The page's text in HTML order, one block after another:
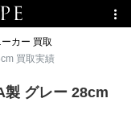
カー 買取
買取実績
製 グレー 28cm